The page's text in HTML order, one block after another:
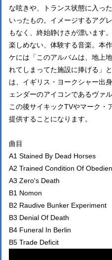
な呟きや、トランス状態に入っ
いったもの。イメージするアグ
もなく、終始静けさが漂います
楽しめない、体験する音楽。本
ケには「このアルバムは、地上
れてしまってた施設に捧げる」
は、イギリス・ヨークシャー出
ェンダーのアイコンであるヴァ
この後サイキックTVやマーク・
提供することになります。
曲目
A1 Stained By Dead Horses
A2 Trained Condition Of
A3 Zero's Death
B1 Nomon
B2 Raudive Bunker Experiment
B3 Denial Of Death
B4 Funeral In Berlin
B5 Trade Deficit